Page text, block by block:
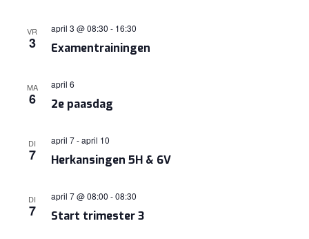
VR
3 Examentrainingen
april 3 @ 08:30 - 16:30
MA
6 2e paasdag
april 6
DI
7 Herkansingen 5H & 6V
april 7-april 10
DI
7 Start trimester 3
april 7 @ 08:00 -08:30